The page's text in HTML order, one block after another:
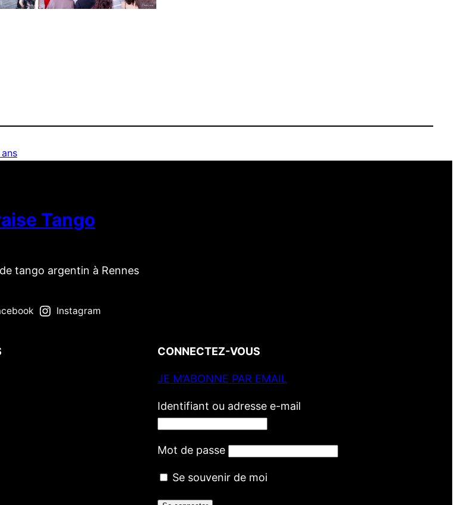
Tango
tango argentin à Rennes
Instagram
CONNECTEZ-VOUS
JE M’ABONNE PAR EMAIL
Identifiant ou adresse e-mail
Mot de passe
Se souvenir de moi